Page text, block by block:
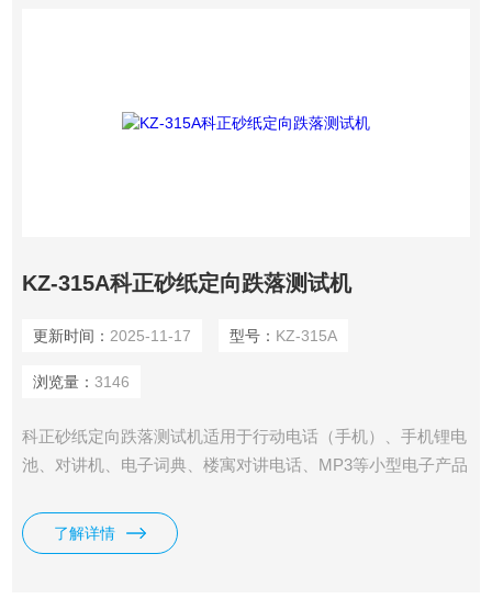
KZ-315A科正砂纸定向跌落测试机
更新时间： 2025-11-17 型号： KZ-315A
浏览量： 3146
科正砂纸定向跌落测试机适用于行动电话（手机）、手机锂电
池、对讲机、电子词典、楼寓对讲电话、MP3等小型电子产品
了解详情